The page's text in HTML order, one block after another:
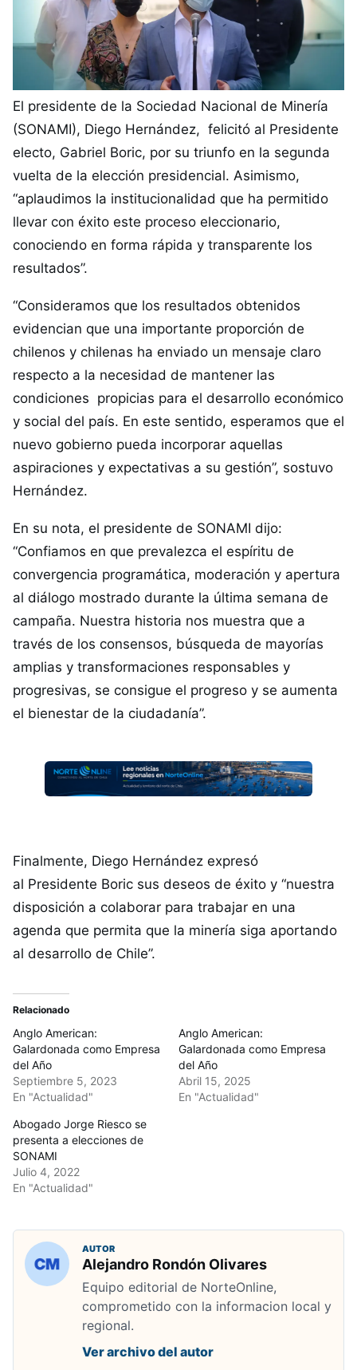
El presidente de la Sociedad Nacional de Minería
(SONAMI), Diego Hernández, felicitó al Presidente
electo, Gabriel Boric, por su triunfo en la segunda
vuelta de la elección presidencial. Asimismo,
“aplaudimos la institucionalidad que ha permitido
llevar con éxito este proceso eleccionario,
conociendo en forma rápida y transparente los
resultados”.
“Consideramos que los resultados obtenidos
evidencian que una importante proporción de
chilenos y chilenas ha enviado un mensaje claro
respecto a la necesidad de mantener las
condiciones propicias para el desarrollo económico
y social del país. En este sentido, esperamos que el
nuevo gobierno pueda incorporar aquellas
aspiraciones y expectativas a su gestión”, sostuvo
Hernández.
En su nota, el presidente de SONAMI dijo:
“Confiamos en que prevalezca el espíritu de
convergencia programática, moderación y apertura
al diálogo mostrado durante la última semana de
campaña. Nuestra historia nos muestra que a
través de los consensos, búsqueda de mayorías
amplias y transformaciones responsables y
progresivas, se consigue el progreso y se aumenta
el bienestar de la ciudadanía”.
Finalmente, Diego Hernández expresó
al Presidente Boric sus deseos de éxito y “nuestra
disposición a colaborar para trabajar en una
agenda que permita que la minería siga aportando
al desarrollo de Chile”.
Relacionado
Anglo American:
Galardonada como Empresa
del Año
Septiembre 5, 2023
En "Actualidad"
Anglo American:
Galardonada como Empresa
del Año
Abril 15, 2025
En "Actualidad"
Abogado Jorge Riesco se
presenta a elecciones de
SONAMI
Julio 4, 2022
En "Actualidad"
AUTOR
Alejandro Rondón Olivares
Equipo editorial de NorteOnline,
comprometido con la informacion local y
regional.
Ver archivo del autor